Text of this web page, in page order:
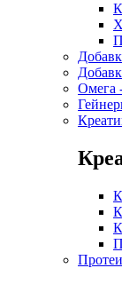
Омега